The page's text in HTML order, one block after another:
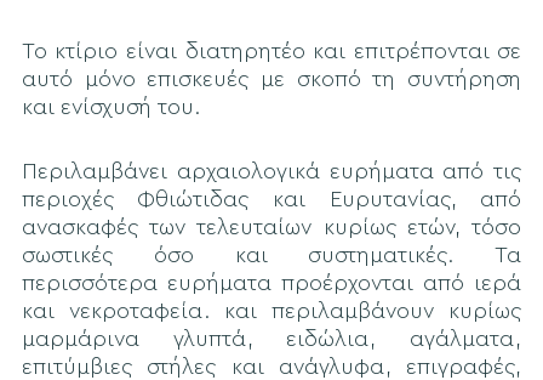
Το κτίριο είναι διατηρητέο και επιτρέπονται σε
αυτό μόνο επισκευές με σκοπό τη συντήρηση
και ενίσχυσή του.
Περιλαμβάνει αρχαιολογικά ευρήματα από τις
περιοχές Φθιώτιδας και Ευρυτανίας, από
ανασκαφές των τελευταίων κυρίως ετών, τόσο
σωστικές όσο και συστηματικές. Τα
περισσότερα ευρήματα προέρχονται από ιερά
και νεκροταφεία. και περιλαμβάνουν κυρίως
μαρμάρινα γλυπτά, ειδώλια, αγάλματα,
επιτύμβιες στήλες και ανάγλυφα, επιγραφές,